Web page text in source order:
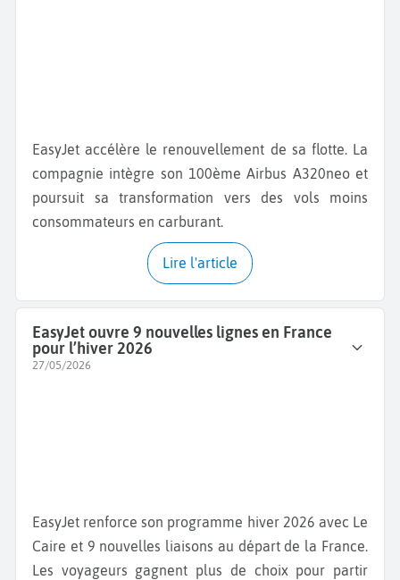
EasyJet accélère le renouvellement de sa flotte. La
compagnie intègre son 100ème Airbus A320neo et
poursuit sa transformation vers des vols moins
consommateurs en carburant.
Lire l'article
EasyJet ouvre 9 nouvelles lignes en France
pour l’hiver 2026
27/05/2026
EasyJet renforce son programme hiver 2026 avec Le
Caire et 9 nouvelles liaisons au départ de la France.
Les voyageurs gagnent plus de choix pour partir